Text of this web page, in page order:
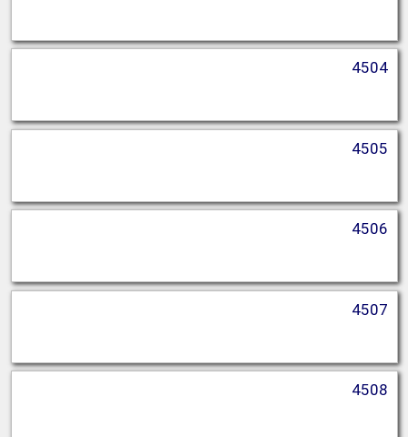
4504
4505
4506
4507
4508